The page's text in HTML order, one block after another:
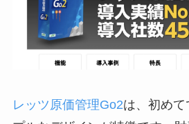
レッツ原価管理Go2は、初め